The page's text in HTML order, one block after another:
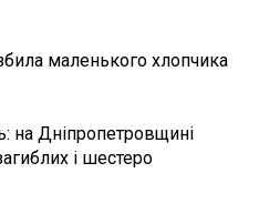
маленького хлопчика
на Дніпропетровщині
і шестеро